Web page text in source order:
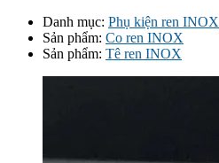
Danh mục: Phụ kiện ren INOX
Sản phẩm: Co ren INOX
Sản phẩm: Tê ren INOX